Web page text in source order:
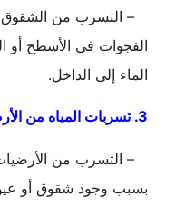
– التسرب من
الفجوات في الأسطح أو
الماء إلى الداخل.
3. تسربات المياه من الأرضيات:
– التسرب من
بسبب وجود شقوق أو